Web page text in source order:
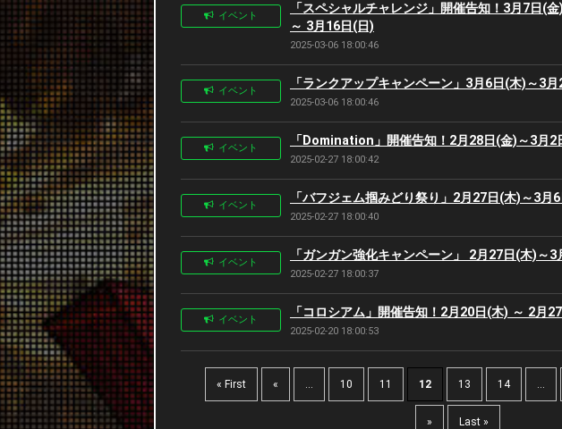
イベント
「スペシャルチャレンジ」開催告知！3月7日(
～ 3月16日(日)
2025-03-06 18:00:46
イベント 「ランクアップキャンペーン」3月6日(木)～3
2025-03-06 18:00:46
イベント 「Domination」開催告知！2月28日(金)～3月2
2025-02-27 18:00:42
イベント 「バフジェム掴みどり祭り」2月27日(木)～3月
2025-02-27 18:00:40
イベント 「ガンガン強化キャンペーン」 2月27日(木)～3
2025-02-27 18:00:37
イベント 「コロシアム」開催告知！2月20日(木) ～ 2月
2025-02-20 18:00:53
« First « ... 10 11 12 13 14 ...
» Last »